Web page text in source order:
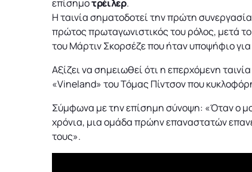
επίσημοτρέιλερ.
H ταινία σηματοδοτεί την πρώτη
πρώτος πρωταγωνιστικός του ρόλος, μετά
του Μάρτιν Σκορσέζε που ήταν υποψήφιο
Αξίζει να σημειωθεί ότι η επερχόμενη
«Vineland» του Τόμας Πίντσον που
Σύμφωνα με την επίσημη σύνοψη: «Όταν ο
χρόνια, μια ομάδα πρώην επαναστατών
τους».